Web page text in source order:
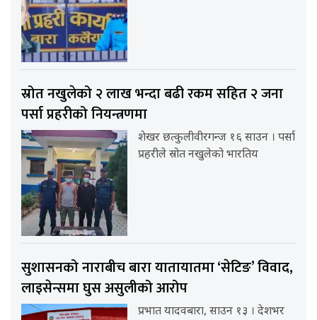
स्रोत नखुलेको २ लाख भन्दा बढी रकम सहित २ जना
पर्सा प्रहरीको नियन्त्रणमा
शेखर छत्कुलीवीरगन्ज १६ साउन । पर्सा
प्रहरीले स्रोत नखुलेको भारतिय
सुशासनको नाराबीच बारा यातायातमा ‘सेटिङ’ विवाद,
लाइसेन्समा घुस असुलीको आरोप
प्रभात यादवबारा, साउन १३ । देशभर